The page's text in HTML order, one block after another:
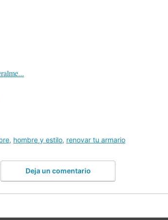
, hombre y estilo, renovar tu armario
Deja un comentario